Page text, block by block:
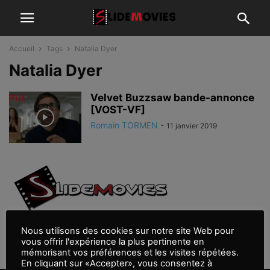
Accueil Tags Natalia Dyer
Natalia Dyer
Velvet Buzzsaw bande-annonce
[VOST-VF]
Romain TORMEN - 11 janvier 2019
Contactez-nous:contact@slidemovies.fr
SUIVEZ NOUS
Nous utilisons des cookies sur notre site Web pour
vous offrir l'expérience la plus pertinente en
mémorisant vos préférences et les visites répétées.
En cliquant sur «Accepter», vous consentez à